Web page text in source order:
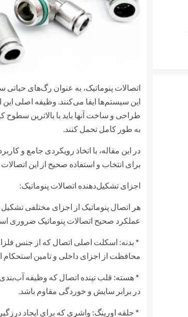
اتصالات پنوماتیک، به عنوان رگ‌های
این سیستم‌ها ایفا می‌کنند. وظیفه اصلی
طراحی و ساخت آنها باید با بالاترین سطوح
به طور کامل تحمل کنند.
در این مقاله، با اتخاذ رویکردی جامع و
برای انتخاب و استفاده صحیح از این
اجزای تشکیل‌دهنده اتصالات پنوماتیک:
هر اتصال پنوماتیک از اجزای مختلفی
عملکرد صحیح اتصالات پنوماتیک ضروری
* بدنه: اسکلت اصلی اتصال که از جنس
محافظت از اجزای داخلی و تامین استحکام
* هسته: قلب تپنده اتصال که وظیفه آب‌بندی
در برابر سایش و خوردگی مقاوم باشد.
* حلقه اورینگ: واشری که برای ایجاد